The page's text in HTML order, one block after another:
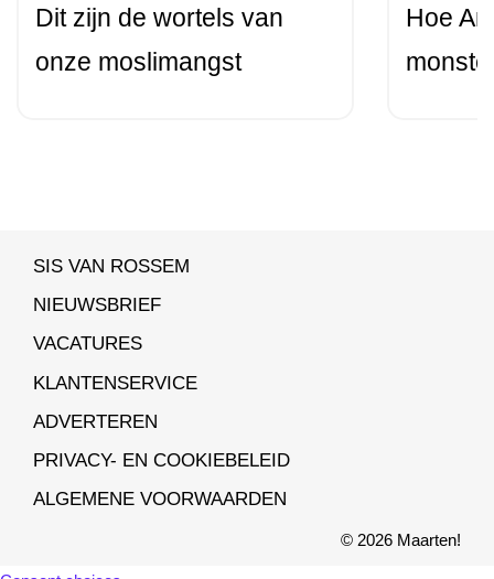
Dit zijn de wortels van
onze moslimangst
Hoe
SIS VAN ROSSEM
NIEUWSBRIEF
VACATURES
KLANTENSERVICE
ADVERTEREN
PRIVACY- EN COOKIEBELEID
ALGEMENE VOORWAARDEN
© 2026 Maarten!